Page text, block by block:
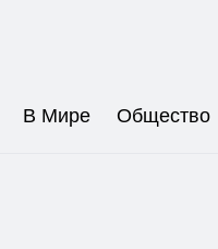
В Мире Общество